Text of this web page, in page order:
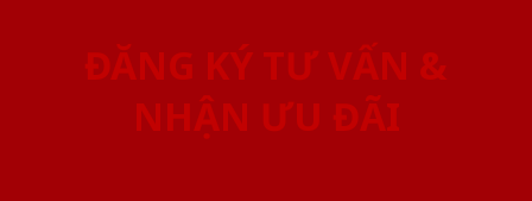
ĐĂNG KÝ TƯ VẤN &
NHẬN ƯU ĐÃI